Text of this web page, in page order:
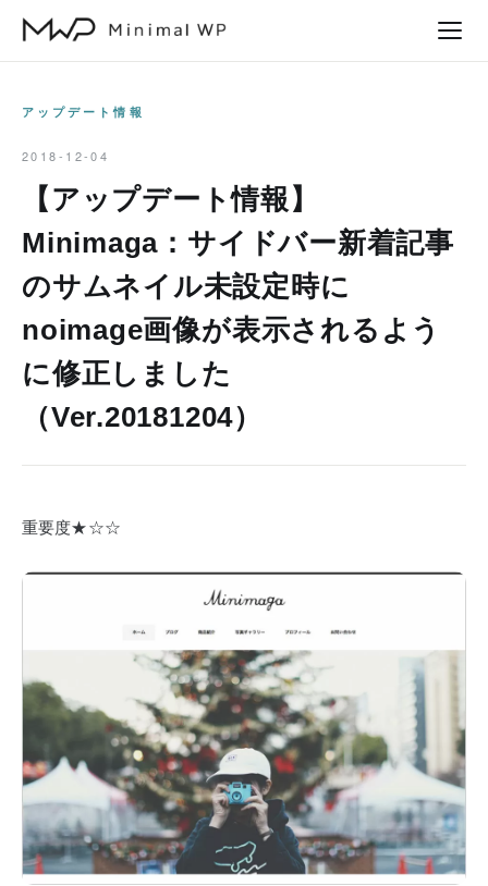
アップデート情報
2018-12-04
【アップデート情報】
Minimaga：サイドバー新着記事
のサムネイル未設定時に
noimage画像が表示されるよう
に修正しました
（Ver.20181204）
重要度★☆☆